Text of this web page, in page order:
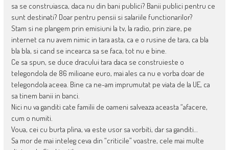
sa se construiasca, daca nu din bani publici? Banii publici pentru ce
sunt destinati? Doar pentru pensii si salariile functionarilor?
Stam si ne plangem prin emisiuni la tv, la radio, prin ziare, pe
internet ca nu avem nimic in tara asta, ca e o rusine de tara, ca bla
bla bla, si cand se incearca sa se faca, tot nu e bine.
Ce sa spun, se duce dracului tara daca se construieste o
telegondola de 86 milioane euro, mai ales ca nu e vorba doar de
telegondola aceea. Bine ca ne-am imprumutat pe viata de la UE, ca
sa tinem banii in banci.
Nici nu va ganditi cate familii de oameni salveaza aceasta “afacere,
cum o numiti.
Voua, cei cu burta plina, va este usor sa vorbiti, dar sa ganditi…
Sa mor de mai inteleg ceva din “criticile” voastre, cele mai multe